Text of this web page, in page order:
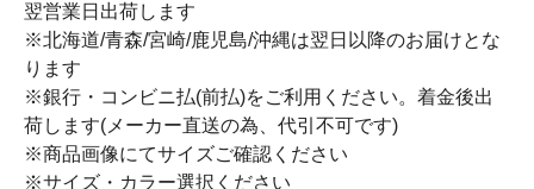
翌営業日出荷します
※北海道/青森/宮崎/鹿児島/沖縄は翌日以降のお届けとな
ります
※銀行・コンビニ払(前払)をご利用ください。着金後出
荷します(メーカー直送の為、代引不可です)
※商品画像にてサイズご確認ください
※サイズ・カラー選択ください